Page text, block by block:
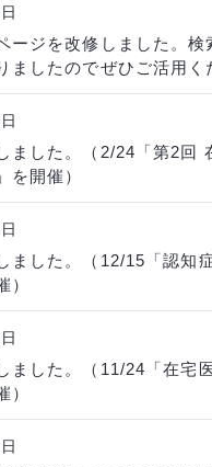
ージを改修しました。検
ましたのでぜひご活用く
ました。（2/24「第2回
を開催）
ました。（12/15「認知
）
ました。（11/24「在宅
）